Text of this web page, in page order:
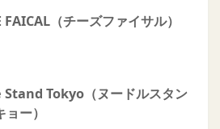
FAICAL（チーズファイサル）
Tokyo（ヌードルスタン
ョー）